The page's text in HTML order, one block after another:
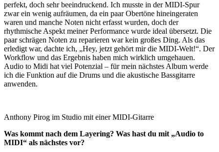
perfekt, doch sehr beeindruckend. Ich musste in der MIDI-Spur
zwar ein wenig aufräumen, da ein paar Obertöne hineingeraten
waren und manche Noten nicht erfasst wurden, doch der
rhythmische Aspekt meiner Performance wurde ideal übersetzt. Die
paar schrägen Noten zu reparieren war kein großes Ding. Als das
erledigt war, dachte ich, „Hey, jetzt gehört mir die MIDI-Welt!“. Der
Workflow und das Ergebnis haben mich wirklich umgehauen.
Audio to Midi hat viel Potenzial – für mein nächstes Album werde
ich die Funktion auf die Drums und die akustische Bassgitarre
anwenden.
Anthony Pirog im Studio mit einer MIDI-Gitarre
Was kommt nach dem Layering? Was hast du mit „Audio to
MIDI“ als nächstes vor?